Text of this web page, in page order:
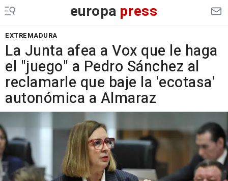
europa press
EXTREMADURA
La Junta afea a Vox que le haga
el "juego" a Pedro Sánchez al
reclamarle que baje la 'ecotasa'
autonómica a Almaraz